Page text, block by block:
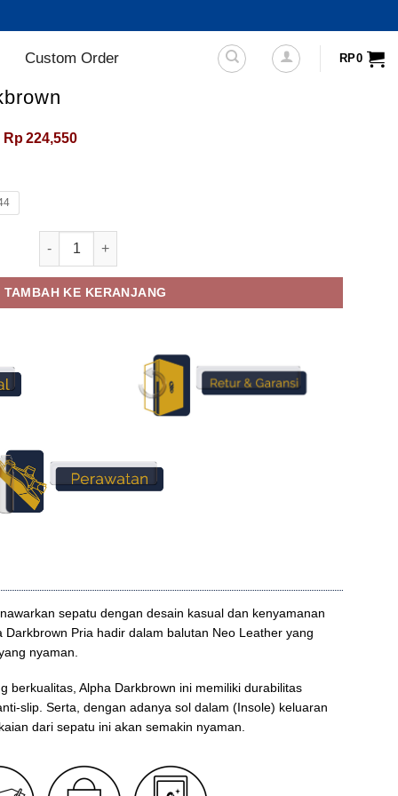
Custom Order RP0
Rp 224,550Rentang
Kuantitas Sepatu Alpha Darkbrown
TAMBAH KE KERANJANG
sepatu dengan desain kasual dan kenyamanan
Darkbrown Pria hadir dalam balutan Neo Leather yang
nyaman.
berkualitas, Alpha Darkbrown ini memiliki durabilitas
slip. Serta, dengan adanya sol dalam (Insole) keluaran
dari sepatu ini akan semakin nyaman.